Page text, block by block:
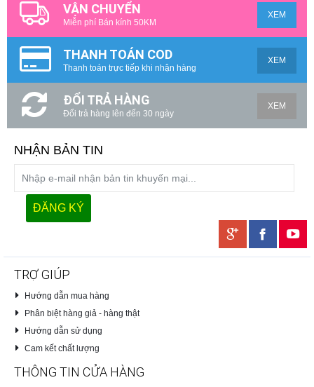
VẬN CHUYỂN
Miễn phí Bán kính 50KM
XEM
THANH TOÁN COD
Thanh toán trực tiếp khi nhận hàng
XEM
ĐỔI TRẢ HÀNG
Đổi trả hàng lên đến 30 ngày
XEM
NHẬN BẢN TIN
TRỢ GIÚP
Hướng dẫn mua hàng
Phân biệt hàng giả - hàng thật
Hướng dẫn sử dụng
Cam kết chất lượng
THÔNG TIN CỬA HÀNG